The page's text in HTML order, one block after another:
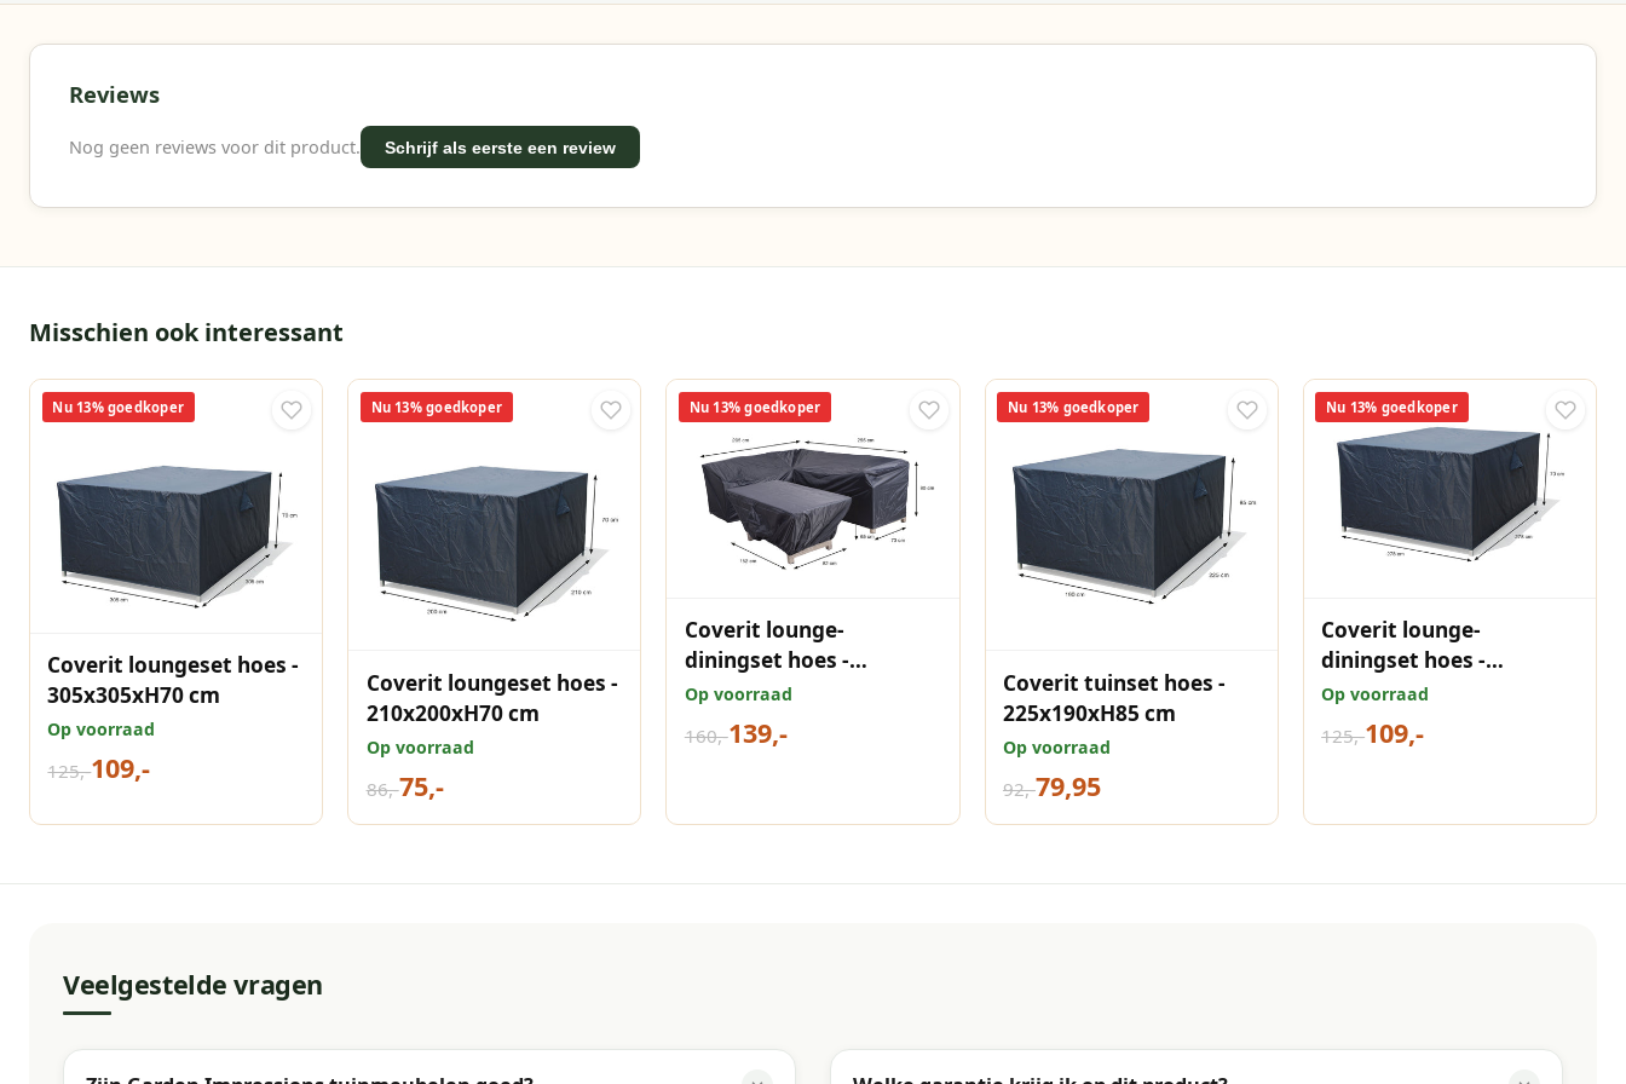
Reviews
Nog geen reviews voor dit product. Schrijf als eerste een review
Misschien ook interessant
Nu 13% goedkoper
Coverit loungeset hoes -
305x305xH70 cm
Op voorraad
125,-109,-
Nu 13% goedkoper
Coverit loungeset hoes -
210x200xH70 cm
Op voorraad
86,-75,-
Nu 13% goedkoper
Coverit lounge-
diningset hoes -
205/255x73xH80 &
152x82xH65 cm
Op voorraad
160,-139,-
Nu 13% goedkoper
Coverit tuinset hoes -
225x190xH85 cm
Op voorraad
92,-79,95
Nu 13% goedkoper
Coverit lounge-
diningset hoes -
278x278xH70 cm
Op voorraad
125,-109,-
Veelgestelde vragen